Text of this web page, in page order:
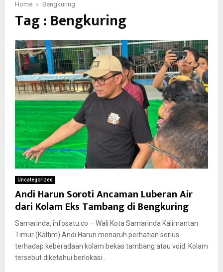
Home Bengkuring
Tag : Bengkuring
Uncategorized
Andi Harun Soroti Ancaman Luberan Air
dari Kolam Eks Tambang di Bengkuring
Samarinda, infosatu.co – Wali Kota Samarinda Kalimantan
Timur (Kaltim) Andi Harun menaruh perhatian serius
terhadap keberadaan kolam bekas tambang atau void. Kolam
tersebut diketahui berlokasi...